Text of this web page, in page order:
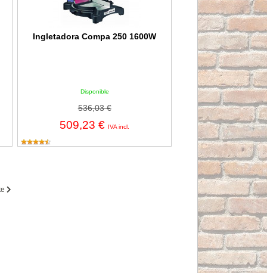
Ingletadora Compa 250 1600W
Disponible
536,03 €
509,23 € IVA incl.